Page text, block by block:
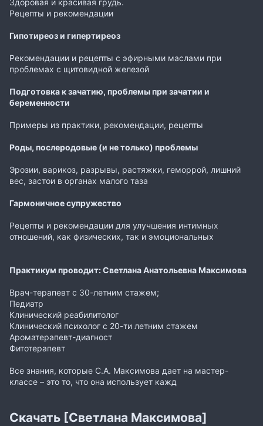
Здоровая и красивая грудь.
Рецепты и рекомендации
Гипотиреоз и гипертиреоз
Рекомендации и рецепты с эфирными маслами при
проблемах с щитовидной железой
Подготовка к зачатию, проблемы при зачатии и
беременности
Примеры из практики, рекомендации, рецепты
Роды, послеродовые (и не только) проблемы
Эрозии, варикоз, разрывы, растяжки, геморрой, лишний
вес, застои в органах малого таза
Гармоничное супружество
Рецепты и рекомендации для улучшения интимных
отношений, как физических, так и эмоциональных
Практикум проводит: Светлана Анатольевна Максимова
Врач-терапевт с 30-летним стажем;
Педиатр
Клинический реабилитолог
Клинический психолог с 20-ти летним стажем
Ароматерапевт-диагност
Фитотерапевт
Все знания, которые С.А. Максимова дает на мастер-
классе – это то, что она использует кажд
Скачать [Светлана Максимова]